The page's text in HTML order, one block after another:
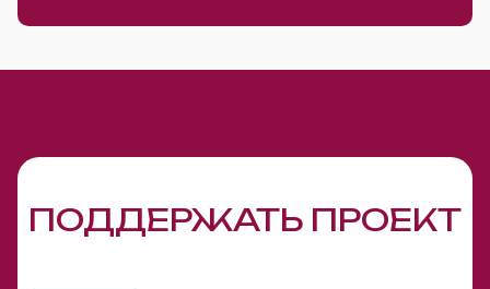
ПОДДЕРЖАТЬ ПРОЕКТ